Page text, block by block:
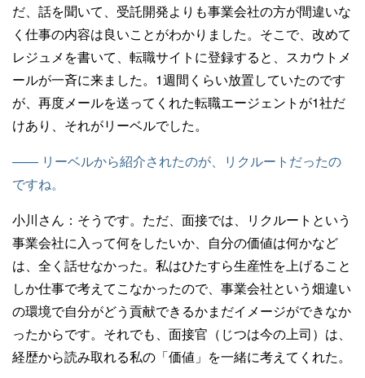
だ、話を聞いて、受託開発よりも事業会社の方が間違いな
く仕事の内容は良いことがわかりました。そこで、改めて
レジュメを書いて、転職サイトに登録すると、スカウトメ
ールが一斉に来ました。1週間くらい放置していたのです
が、再度メールを送ってくれた転職エージェントが1社だ
けあり、それがリーベルでした。
—— リーベルから紹介されたのが、リクルートだったの
ですね。
小川さん： そうです。ただ、面接では、リクルートという
事業会社に入って何をしたいか、自分の価値は何かなど
は、全く話せなかった。私はひたすら生産性を上げること
しか仕事で考えてこなかったので、事業会社という畑違い
の環境で自分がどう貢献できるかまだイメージができなか
ったからです。それでも、面接官（じつは今の上司）は、
経歴から読み取れる私の「価値」を一緒に考えてくれた。